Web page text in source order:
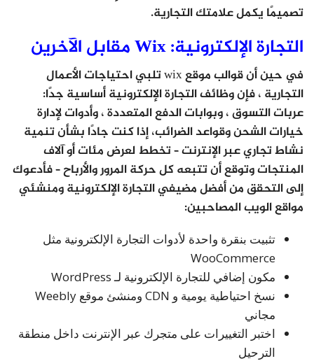
تصميمًا يكمل علامتك التجارية.
التجارة الإلكترونية: Wix مقابل الآخرين
في حين أن قوالب موقع wix تلبي احتياجات الأعمال
التجارية ، فإن وظائف التجارة الإلكترونية أساسية جدًا:
عربات التسوق ، وبوابات الدفع المتعددة ، وأدوات لإدارة
خيارات الشحن وقواعد الضرائب، إذا كنت جادًا بشأن تنمية
نشاط تجاري عبر الإنترنت – تخطط لعرض مئات أو آلاف
المنتجات وتوقع أن تتبعه كل حركة المرور والأرباح – فأدعوك
إلى التحقق من أفضل مضيفي التجارة الإلكترونية ومنشئي
مواقع الويب المصاحبين:
تثبيت بنقرة واحدة لأدوات التجارة الإلكترونية مثل
WooCommerce
مكون إضافي للتجارة الإلكترونية لـ WordPress
نسخ احتياطية يومية و CDN ومنشئ موقع Weebly
مجاني
اختبر التغييرات على متجرك عبر الإنترنت داخل منطقة
الترحيل